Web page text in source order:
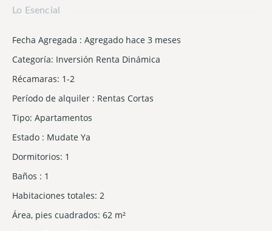
Lo Esencial
Fecha Agregada : Agregado hace 3 meses
Categoría: Inversión Renta Dinámica
Récamaras: 1-2
Período de alquiler : Rentas Cortas
Tipo: Apartamentos
Estado : Mudate Ya
Dormitorios: 1
Baños : 1
Habitaciones totales: 2
Área, pies cuadrados: 62 m²